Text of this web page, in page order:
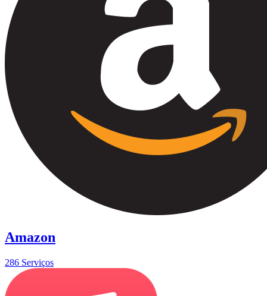
Amazon
286 Serviços